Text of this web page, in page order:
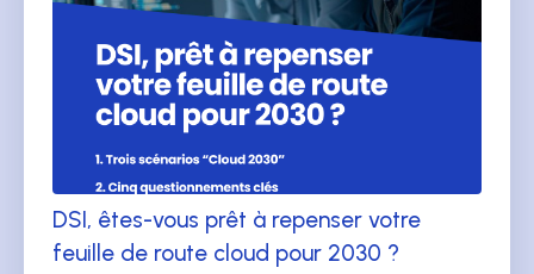
DSI, êtes-vous prêt à repenser votre
feuille de route cloud pour 2030 ?